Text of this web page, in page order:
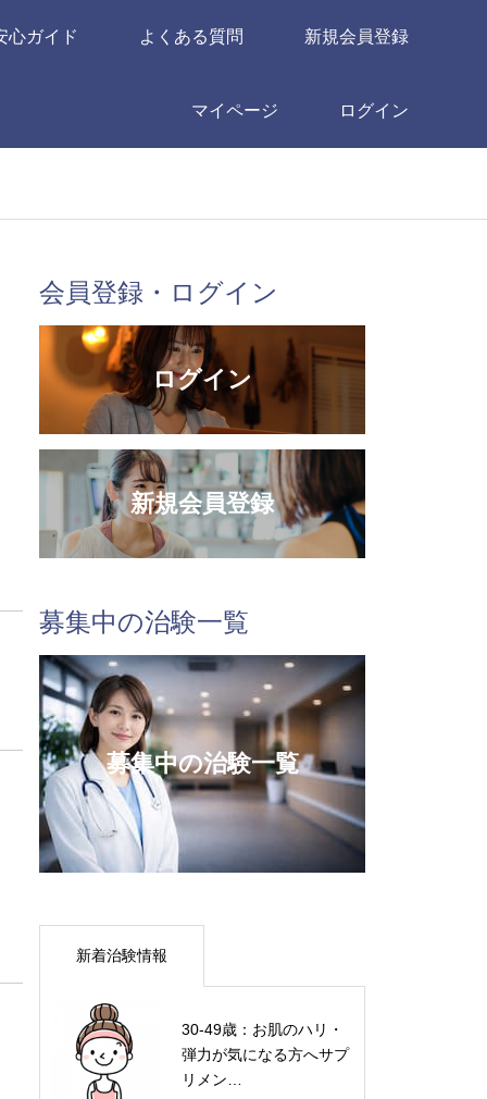
心ガイド よくある質問 新規会員登録
マイページ ログイン
会員登録・ログイン
ログイン
新規会員登録
募集中の治験一覧
募集中の治験一覧
新着治験情報
30-49歳：お肌のハリ・
弾力が気になる方へサプ
リメン…